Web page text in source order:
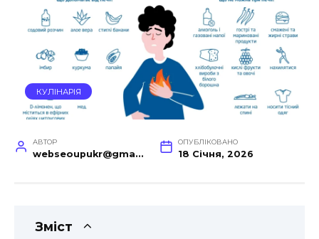
КУЛІНАРІЯ
АВТОР
webseoupukr@gmail.com
ОПУБЛІКОВАНО
18 Січня, 2026
Зміст